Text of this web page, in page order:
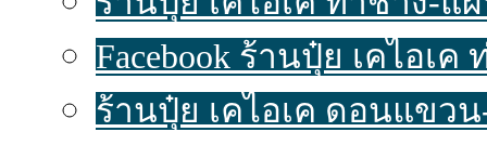
Facebook ร้านปุ๋ย เคไอเ
ร้านปุ๋ย เคไอเค ดอนแขว